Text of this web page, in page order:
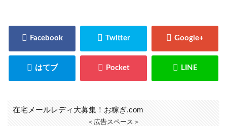
在宅メールレディ大募集！お稼ぎ.com
＜広告スペース＞